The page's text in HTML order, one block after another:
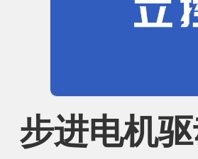
步进电机